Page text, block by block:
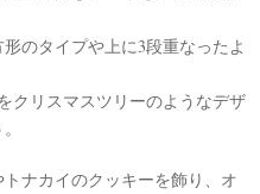
のタイプや上に3段重なったよ
クリスマスツリーのようなデザ
ナカイのクッキーを飾り、オ
#
プ